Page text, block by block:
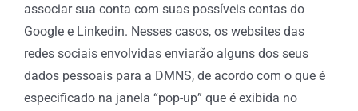
associar sua conta com suas possíveis contas do
Google e Linkedin. Nesses casos, os websites das
redes sociais envolvidas enviarão alguns dos seus
dados pessoais para a DMNS, de acordo com o que é
especificado na janela “pop-up” que é exibida no